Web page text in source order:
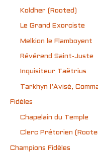
Koldher (Rooted)
Le Grand Exorciste
Melkion le Flamboyent
Révérend Saint-Juste
Inquisiteur Taëtrius
Tarkhyn l’Avisé,
Fidèles
Chapelain du Temple
Clerc Prétorien
Champions Fidèles